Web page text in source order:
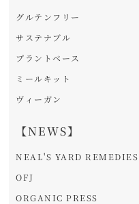
グルテンフリー
サステナブル
プラントベース
ミールキット
ヴィーガン
【NEWS】
NEAL'S YARD REMEDIES
OFJ
ORGANIC PRESS